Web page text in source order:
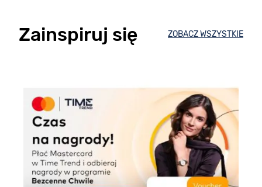
Zainspiruj się ZOBACZ WSZYSTKIE